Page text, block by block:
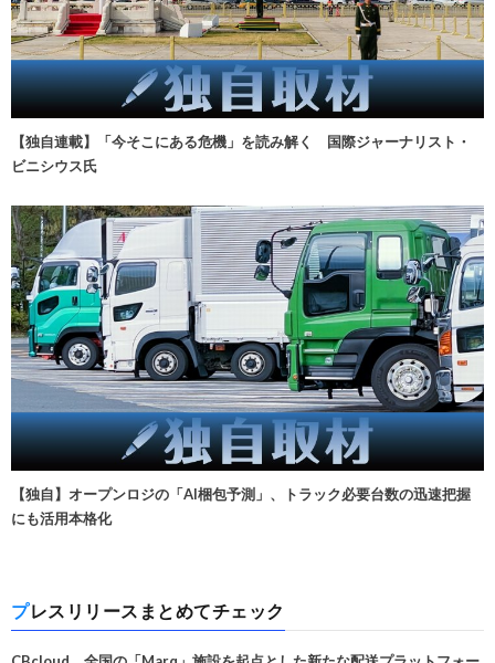
【独自連載】「今そこにある危機」を読み解く 国際ジャーナリスト・
ビニシウス氏
【独自】オープンロジの「AI梱包予測」、トラック必要台数の迅速把握
にも活用本格化
プレスリリースまとめてチェック